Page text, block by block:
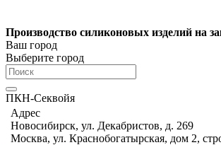
Производство силиконовых изделий на
Ваш город
Выберите город
ПКН-Секвойя
Адрес
Новосибирск, ул. Декабристов, д. 269
Москва, ул. Краснобогатырская, дом 2,